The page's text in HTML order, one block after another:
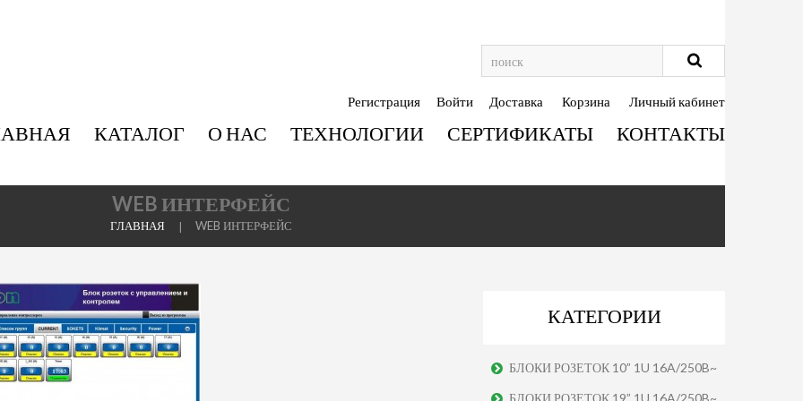
Регистрация Войти Доставка Корзина Личный кабинет
КАТАЛОГ О НАС ТЕХНОЛОГИИ СЕРТИФИКАТЫ КОНТАКТЫ
WEB ИНТЕРФЕЙС
ГЛАВНАЯ WEB ИНТЕРФЕЙС
КАТЕГОРИИ
БЛОКИ РОЗЕТОК 10” 1U 16A/250B~
БЛОКИ РОЗЕТОК 19” 1U 16A/250B~